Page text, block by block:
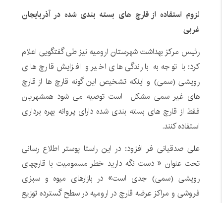
لزوم استقاده از قارچ های بسته بندی شده در آذربایجان
غربی
رئیس مرکز بهداشت شهرستان ارومیه نیز طی گفتگویی اعلام
کرد: با توجه به بارندگی های اخیر و افزایش قارچ های
رویشی (سمی) و اینکه تشخیص این گونه قارچ ها از قارچ
های غیر سمی مشکل است توصیه می شود همشهریان
فقط از قارچ های بسته بندی شده دارای پروانه بهره برداری
استفاده کنند.
علی صدقیانی فر افزود: در این راستا پوستر اطلاع رسانی
تحت عنوان « دست نگه دارید خطر مسمومیت با قارچهای
رویشی (سمی) جدی است» در بازارهای میوه و سبزی
فروشی و مراکز عرضه قارچ در ارومیه در سطح گسترده توزیع